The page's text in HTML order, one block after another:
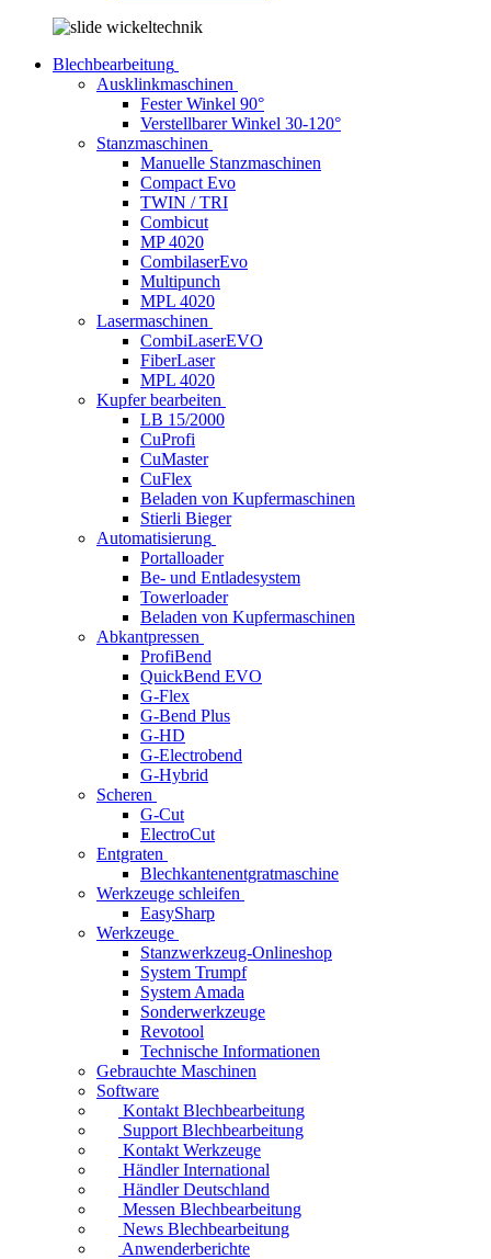
Blechbearbeitung
Ausklinkmaschinen
Fester Winkel 90°
Verstellbarer Winkel 30-120°
Stanzmaschinen
Manuelle Stanzmaschinen
Compact Evo
TWIN / TRI
Combicut
MP 4020
CombilaserEvo
Multipunch
MPL 4020
Lasermaschinen
CombiLaserEVO
FiberLaser
MPL 4020
Kupfer bearbeiten
LB 15/2000
CuProfi
CuMaster
CuFlex
Beladen von Kupfermaschinen
Stierli Bieger
Automatisierung
Portalloader
Be- und Entladesystem
Towerloader
Beladen von Kupfermaschinen
Abkantpressen
ProfiBend
QuickBend EVO
G-Flex
G-Bend Plus
G-HD
G-Electrobend
G-Hybrid
Scheren
G-Cut
ElectroCut
Entgraten
Blechkantenentgratmaschine
Werkzeuge schleifen
EasySharp
Werkzeuge
Stanzwerkzeug-Onlineshop
System Trumpf
System Amada
Sonderwerkzeuge
Revotool
Technische Informationen
Gebrauchte Maschinen
Software
Kontakt Blechbearbeitung
Support Blechbearbeitung
Kontakt Werkzeuge
Händler International
Händler Deutschland
Messen Blechbearbeitung
News Blechbearbeitung
Anwenderberichte